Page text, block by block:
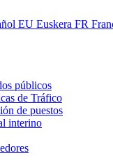
EU Euskera FR
públicos
de Tráfico
de puestos
interino